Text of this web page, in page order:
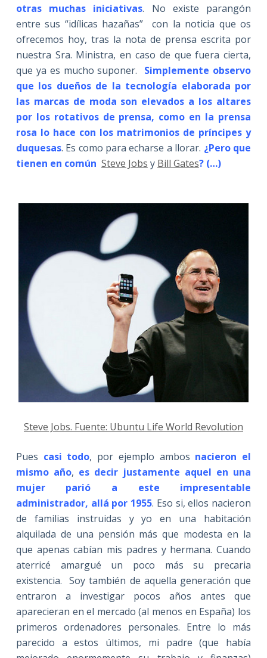
otras muchas iniciativas. No existe parangón
entre sus “idílicas hazañas” con la noticia que os
ofrecemos hoy, tras la nota de prensa escrita por
nuestra Sra. Ministra, en caso de que fuera cierta,
que ya es mucho suponer.
Simplemente observo
que los dueños de la tecnología elaborada por
las marcas de moda son elevados a los altares
por los rotativos de prensa, como en la prensa
rosa lo hace con los matrimonios de príncipes y
duquesas. Es como para echarse a llorar. ¿Pero que
tienen en común Steve Jobs y Bill Gates? (…)
Steve Jobs. Fuente: Ubuntu Life World Revolution
Pues casi todo, por ejemplo ambos nacieron el
mismo año, es decir justamente aquel en una
mujer parió a este impresentable
administrador, allá por 1955. Eso si, ellos nacieron
de familias instruidas y yo en una habitación
alquilada de una pensión más que modesta en la
que apenas cabían mis padres y hermana. Cuando
aterricé amargué un poco más su precaria
existencia. Soy también de aquella generación que
entraron a investigar pocos años antes que
aparecieran en el mercado (al menos en España) los
primeros ordenadores personales. Entre lo más
parecido a estos últimos, mi padre (que había